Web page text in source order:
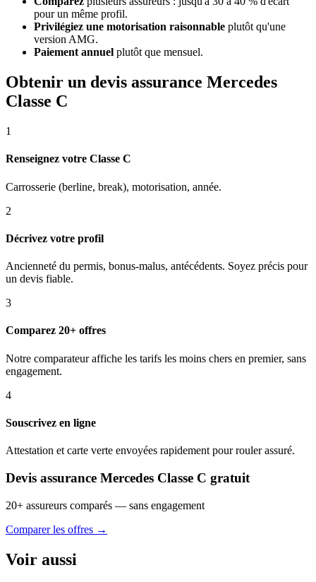
pour un même profil.
Privilégiez une motorisation raisonnable plutôt qu'une
version AMG.
Paiement annuel plutôt que mensuel.
Obtenir un devis assurance Mercedes
Classe C
1
Renseignez votre Classe C
Carrosserie (berline, break), motorisation, année.
2
Décrivez votre profil
Ancienneté du permis, bonus-malus, antécédents. Soyez précis pour
un devis fiable.
3
Comparez 20+ offres
Notre comparateur affiche les tarifs les moins chers en premier, sans
engagement.
4
Souscrivez en ligne
Attestation et carte verte envoyées rapidement pour rouler assuré.
Devis assurance Mercedes Classe C gratuit
20+ assureurs comparés — sans engagement
Comparer les offres →
Voir aussi